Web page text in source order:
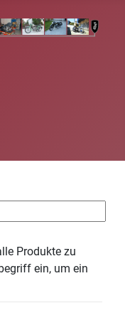
Produkte zu
ein, um ein